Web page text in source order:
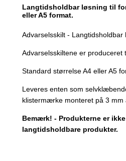
Langtidsholdbar løsning til
eller A5 format.
Advarselsskilt -
Advarselsskiltene er produceret
Standard størrelse A4 eller A5
Leveres enten som
klistermærke monteret på 3 mm
Bemærk! - Produkterne er
langtidsholdbare produkter.